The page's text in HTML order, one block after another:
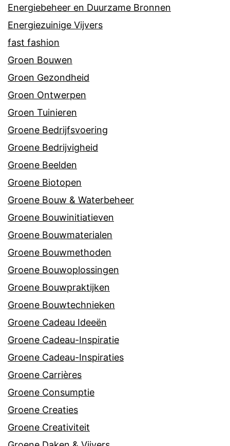
Energiebeheer en Duurzame Bronnen
Energiezuinige Vijvers
fast fashion
Groen Bouwen
Groen Gezondheid
Groen Ontwerpen
Groen Tuinieren
Groene Bedrijfsvoering
Groene Bedrijvigheid
Groene Beelden
Groene Biotopen
Groene Bouw & Waterbeheer
Groene Bouwinitiatieven
Groene Bouwmaterialen
Groene Bouwmethoden
Groene Bouwoplossingen
Groene Bouwpraktijken
Groene Bouwtechnieken
Groene Cadeau Ideeën
Groene Cadeau-Inspiratie
Groene Cadeau-Inspiraties
Groene Carrières
Groene Consumptie
Groene Creaties
Groene Creativiteit